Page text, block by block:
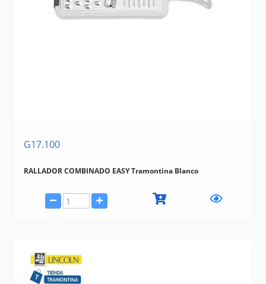
G17.100
RALLADOR COMBINADO EASY Tramontina Blanco